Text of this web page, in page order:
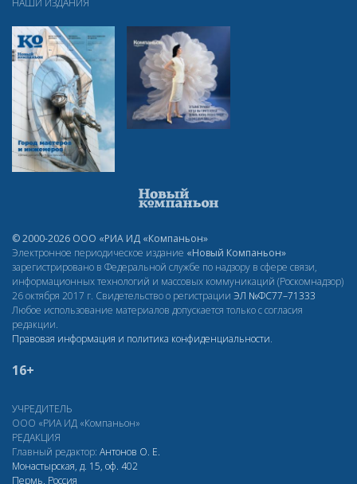
© 2000-2026 ООО «РИА ИД «Компаньон»
Электронное периодическое издание «Новый Компаньон»
зарегистрировано в Федеральной службе по надзору в сфере связи,
информационных технологий и массовых коммуникаций (Роскомнадзор)
26 октября 2017 г. Свидетельство о регистрации ЭЛ №ФС77–71333
Любое использование материалов допускается только с согласия
редакции.
Правовая информация и политика конфиденциальности.
16+
УЧРЕДИТЕЛЬ
ООО «РИА ИД «Компаньон»
РЕДАКЦИЯ
Главный редактор: Антонов О. Е.
Монастырская, д. 15, оф. 402
Пермь, Россия